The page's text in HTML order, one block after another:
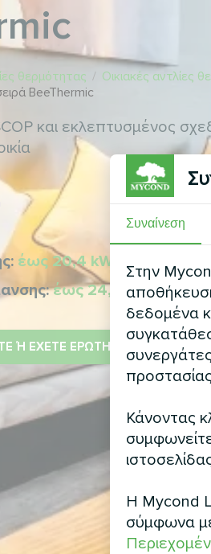
θερμότητας / Οικιακές αντλίες
BeeThermic
και εκλεπτυσμένος
έως 20,4 kW
έως 24,0 kW
Ή ΈΧΕΤΕ ΕΡΩΤΉΣΕΙΣ
Συναίνεση
Στην
δεδομένα
Κάνοντας
Η Mycond
σύμφωνα